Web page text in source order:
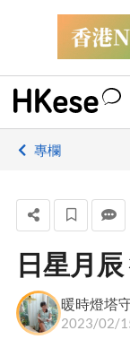
專欄
日星月
暖時燈塔
2023/02/